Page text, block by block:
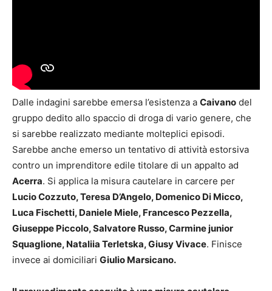
Dalle indagini sarebbe emersa l’esistenza a Caivano del
gruppo dedito allo spaccio di droga di vario genere, che
si sarebbe realizzato mediante molteplici episodi.
Sarebbe anche emerso un tentativo di attività estorsiva
contro un imprenditore edile titolare di un appalto ad
Acerra. Si applica la misura cautelare in carcere per
Lucio Cozzuto, Teresa D’Angelo, Domenico Di Micco,
Luca Fischetti, Daniele Miele, Francesco Pezzella,
Giuseppe Piccolo, Salvatore Russo, Carmine junior
Squaglione, Nataliia Terletska, Giusy Vivace. Finisce
invece ai domiciliari Giulio Marsicano.